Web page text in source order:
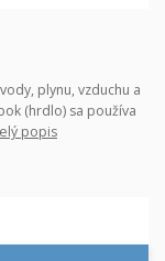
plynu, vzduchu a
(hrdlo) sa používa
popis